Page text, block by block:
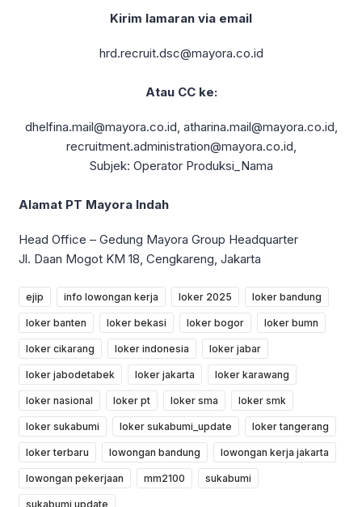
Kirim lamaran via email
hrd.recruit.dsc@mayora.co.id
Atau CC ke:
dhelfina.mail@mayora.co.id, atharina.mail@mayora.co.id,
recruitment.administration@mayora.co.id,
Subjek: Operator Produksi_Nama
Alamat PT Mayora Indah
Head Office – Gedung Mayora Group Headquarter
Jl. Daan Mogot KM 18, Cengkareng, Jakarta
ejip info lowongan kerja loker 2025 loker bandung
loker banten loker bekasi loker bogor loker bumn
loker cikarang loker indonesia loker jabar
loker jabodetabek loker jakarta loker karawang
loker nasional loker pt loker sma loker smk
loker sukabumi loker sukabumi_update loker tangerang
loker terbaru lowongan bandung lowongan kerja jakarta
lowongan pekerjaan mm2100 sukabumi
sukabumi update